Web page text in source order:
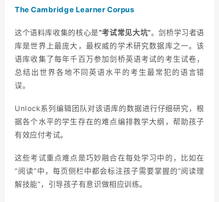
The Cambridge Learner Corpus
这个语料库收集的核心是“考试常见大坑”。剑桥学习者语
库是世界上最庞大，最权威的学术研究数据库之一。该
语库收集了每年千百万参加剑桥英语考试的考生试卷，
总结出世界各地不同英语水平的考生最常犯的语言错
误。
Unlock系列编辑团队对该语库的数据进行仔细研究，根
据各个水平的学生存在的难点编排教学大纲，帮助孩子
有效应付考试。
这些考试重点难点是巧妙融合在每处学习中的，比如在
“阅读”中，每页侧栏中都会标注孩子需要掌握的“阅读理
解技能”，引导孩子有意识做相应训练。